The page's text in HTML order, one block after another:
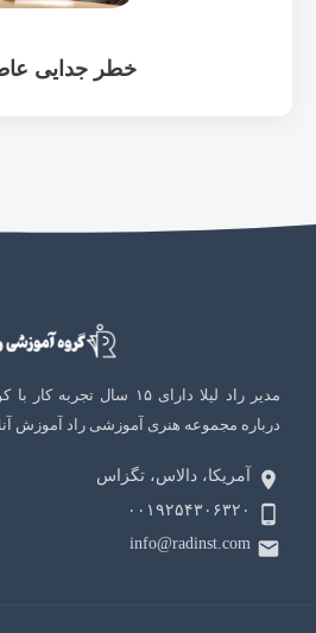
خطر جدایی
مدیر راد لیلا دارای ۱۵
درباره مجموعه هنری آموزشی راد آموزش
آمریکا، دالاس، تگزاس
۰۰۱۹۲۵۴۳۰۶۳۲۰
info@radinst.com